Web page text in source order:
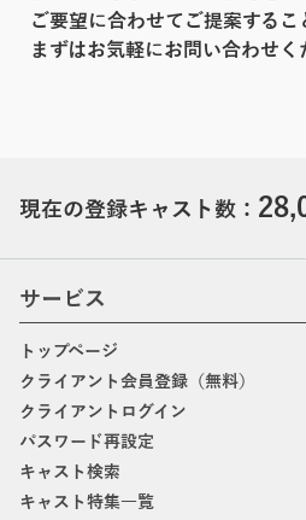
ご要望に合わせてご提案するこ
まずはお気軽にお問い合わせく
現在の登録キャスト数：
サービス
トップページ
クライアント会員登録（無料）
クライアントログイン
パスワード再設定
キャスト検索
キャスト特集一覧